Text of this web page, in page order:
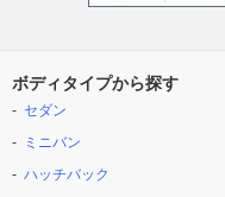
ボディタイプから探す
セダン
ミニバン
ハッチバック